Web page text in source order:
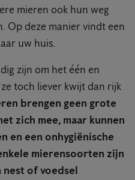
mieren ook hun weg
Op deze manier vindt een
uw huis.
zijn om het één en
toch liever kwijt dan rijk
brengen geen grote
zich mee, maar kunnen
en een onhygiënische
mierensoorten zijn
nest of voedsel